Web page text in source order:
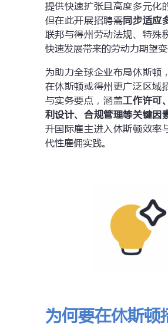
提供快速扩张且高度多元化
但在此开展招聘需同步适应
联邦与得州劳动法规、特殊
快速发展带来的劳动力期望变
为助力全球企业布局休斯顿
在休斯顿或得州更广泛区域
与实务要点，涵盖工作许可
利设计、合规管理等关键因
升国际雇主进入休斯顿效率
代性雇佣实践。
为何要在休斯顿